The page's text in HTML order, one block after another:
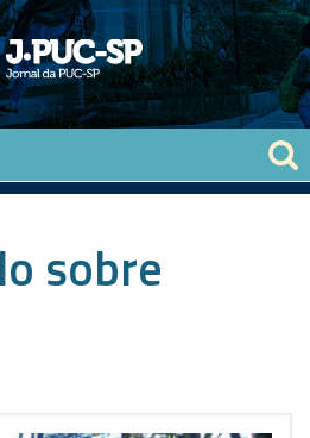
sobre